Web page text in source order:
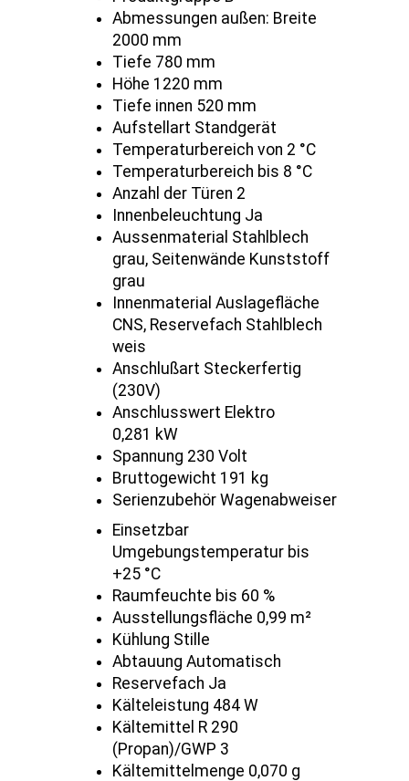
Abmessungen außen: Breite
2000 mm
Tiefe 780 mm
Höhe 1220 mm
Tiefe innen 520 mm
Aufstellart Standgerät
Temperaturbereich von 2 °C
Temperaturbereich bis 8 °C
Anzahl der Türen 2
Innenbeleuchtung Ja
Aussenmaterial Stahlblech
grau, Seitenwände Kunststoff
grau
Innenmaterial Auslagefläche
CNS, Reservefach Stahlblech
weis
Anschlußart Steckerfertig
(230V)
Anschlusswert Elektro
0,281 kW
Spannung 230 Volt
Bruttogewicht 191 kg
Serienzubehör Wagenabweiser
Einsetzbar
Umgebungstemperatur bis
+25 °C
Raumfeuchte bis 60 %
Ausstellungsfläche 0,99 m²
Kühlung Stille
Abtauung Automatisch
Reservefach Ja
Kälteleistung 484 W
Kältemittel R 290
(Propan)/GWP 3
Kältemittelmenge 0,070 g